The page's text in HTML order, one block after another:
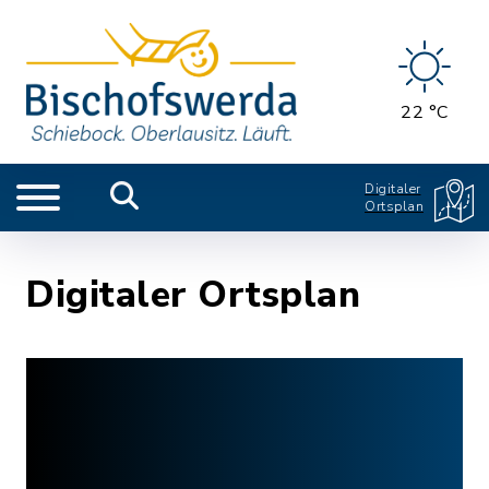
22 °C
Digitaler
Ortsplan
Digitaler Ortsplan